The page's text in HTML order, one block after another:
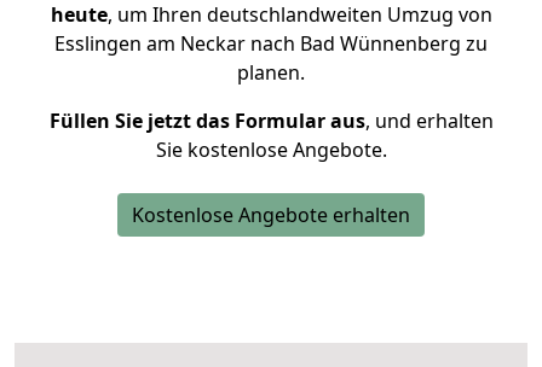
heute, um Ihren deutschlandweiten Umzug von
Esslingen am Neckar nach Bad Wünnenberg zu
planen.
Füllen Sie jetzt das Formular aus, und erhalten
Sie kostenlose Angebote.
Kostenlose Angebote erhalten